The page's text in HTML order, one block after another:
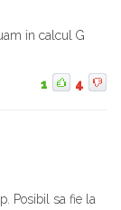
in calcul G
1 4
Posibil sa fie la